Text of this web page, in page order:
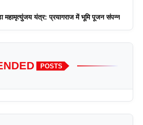
महामृत्युंजय यंत्र: प्रयागराज में भूमि पूजन संपन्न
POSTS